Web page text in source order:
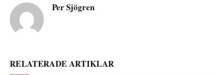
Per Sjögren
RELATERADE ARTIKLAR